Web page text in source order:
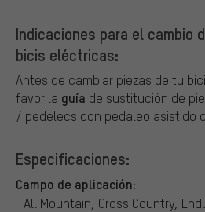
Indicaciones para el cambio
bicis eléctricas:
Antes de cambiar piezas de tu
favor la guía de sustitución de
/ pedelecs con pedaleo asistido
Especificaciones:
Campo de aplicación:
All Mountain, Cross Country,